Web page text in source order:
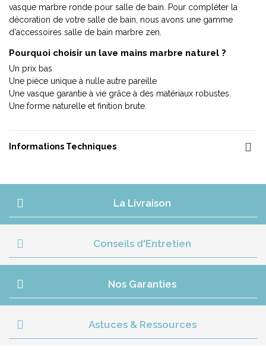
vasque marbre ronde pour salle de bain. Pour compléter la
décoration de votre salle de bain, nous avons une gamme
d'accessoires salle de bain marbre zen.
Pourquoi choisir un lave mains marbre naturel ?
Un prix bas
Une pièce unique à nulle autre pareille
Une vasque garantie à vie grâce à des matériaux robustes.
Une forme naturelle et finition brute.
Informations Techniques
La Livraison
Conseils d'Entretien
Nos Garanties
Astuces & Ressources